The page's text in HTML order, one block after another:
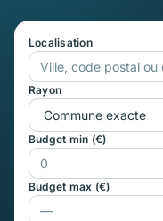
Localisation
Rayon
Budget min (€)
Budget max (€)